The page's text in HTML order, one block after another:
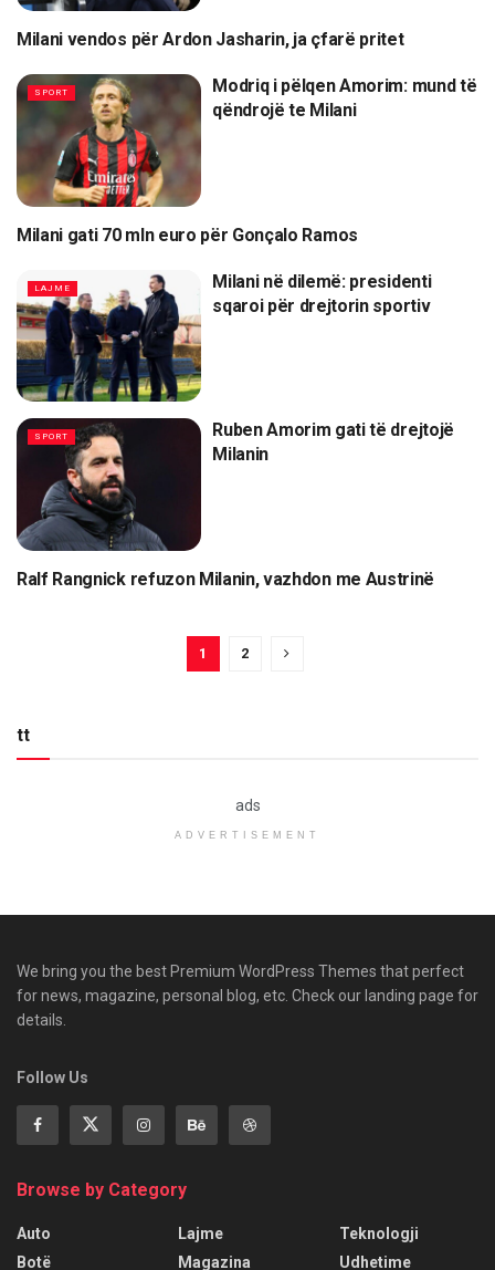
SPORT
Milani vendos për Ardon Jasharin, ja çfarë pritet
SPORT
Modriq i pëlqen Amorim: mund të
qëndrojë te Milani
SPORT
Milani gati 70 mln euro për Gonçalo Ramos
LAJME
Milani në dilemë: presidenti
sqaroi për drejtorin sportiv
SPORT
Ruben Amorim gati të drejtojë
Milanin
SPORT
Ralf Rangnick refuzon Milanin, vazhdon me Austrinë
1 2
tt
ads
ADVERTISEMENT
We bring you the best Premium WordPress Themes that perfect
for news, magazine, personal blog, etc. Check our landing page for
details.
Follow Us
Browse by Category
Auto
Botë
Lajme
Magazina
Teknologji
Udhetime